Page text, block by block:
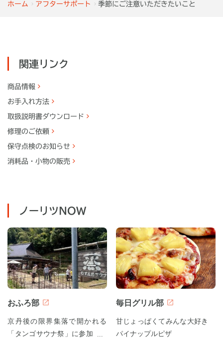
ホーム アフターサポート 季節にご注意いただきたいこと
関連リンク
商品情報
お手入れ方法
取扱説明書ダウンロード
修理のご依頼
保守点検のお知らせ
消耗品・ 小物の販売
ノーリツNOW
おふろ部
京丹後の限界集落で開かれる
「タンゴサウナ祭」に参加して
毎日グリル部
甘じょっぱくてみんな大好き
パイナップルピザ